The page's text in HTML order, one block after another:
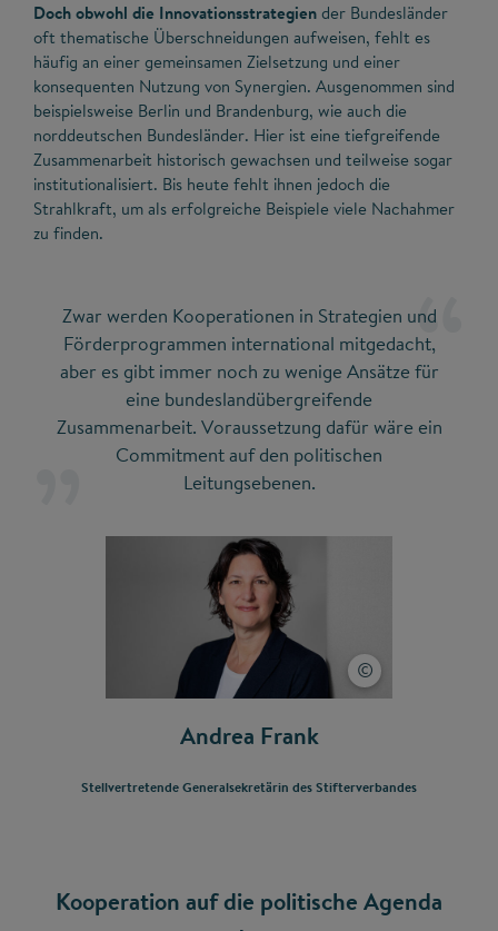
Doch obwohl die Innovationsstrategiender Bundesländer
oft thematische Überschneidungen aufweisen, fehlt es
häufig an einer gemeinsamen Zielsetzung und einer
konsequenten Nutzung von Synergien. Ausgenommen sind
beispielsweise Berlin und Brandenburg, wie auch die
norddeutschen Bundesländer. Hier ist eine tiefgreifende
Zusammenarbeit historisch gewachsen und teilweise sogar
institutionalisiert. Bis heute fehlt ihnen jedoch die
Strahlkraft, um als erfolgreiche Beispiele viele Nachahmer
zu finden.
Zwar werden Kooperationen in Strategien und
Förderprogrammen international mitgedacht,
aber es gibt immer noch zu wenige Ansätze für
eine bundeslandübergreifende
Zusammenarbeit. Voraussetzung dafür wäre ein
Commitment auf den politischen
Leitungsebenen.
Andrea Frank
Stellvertretende Generalsekretärin des Stifterverbandes
Kooperation auf die politische Agenda